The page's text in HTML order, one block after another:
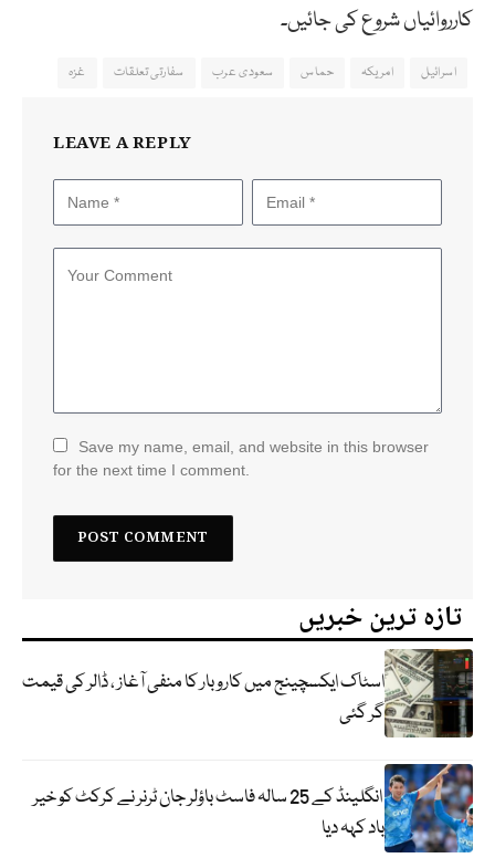
کارروائیاں شروع کی جائیں۔
اسرائیل امریکہ حماس سعودی عرب سفارتی تعلقات غزہ
LEAVE A REPLY
Save my name, email, and website in this browser
for the next time I comment.
تازہ ترین خبریں
اسٹاک ایکسچینج میں کاروبار کا منفی آغاز ، ڈالر کی قیمت
گر گئی
انگلینڈ کے 25 سالہ فاسٹ باؤلر جان ٹرنر نے کرکٹ کو خیر
باد کہہ دیا